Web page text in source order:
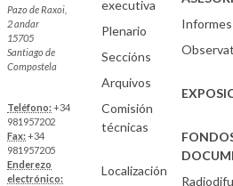
Pazo de Raxoi,
2 andar
15705
Santiago de
Compostela
Teléfono:+34
981957202
Fax:+34
981957205
Enderezo
electrónico:
executiva
Plenario
Seccións
Arquivos
Comisión
técnicas
Localización
Informes